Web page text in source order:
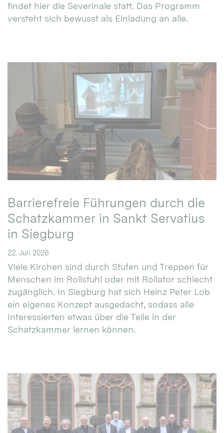
findet hier die Severinale statt. Das Programm
versteht sich bewusst als Einladung an alle.
Barrierefreie Führungen durch die
Schatzkammer in Sankt Servatius
in Siegburg
22. Juli 2026
Viele Kirchen sind durch Stufen und Treppen für
Menschen im Rollstuhl oder mit Rollator schlecht
zugänglich. In Siegburg hat sich Heinz Peter Lob
ein eigenes Konzept ausgedacht, sodass alle
Interessierten etwas über die Teile in der
Schatzkammer lernen können.